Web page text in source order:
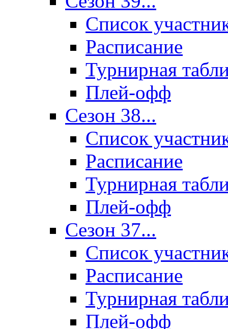
Список
Расписание
Турнирная
Плей-офф
Сезон 38...
Список
Расписание
Турнирная
Плей-офф
Сезон 37...
Список
Расписание
Турнирная
Плей-офф